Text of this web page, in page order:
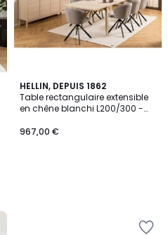
HELLIN, DEPUIS 1862
Table rectangulaire extensible
en chêne blanchi L200/300 -
967,00 €